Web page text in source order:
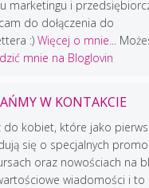
marketingu i
do dołączenia do
:) Więcej o mnie...
mnie na Bloglovin
W KONTAKCIE
do kobiet, które jako
się o specjalnych
oraz nowościach na
wiadomości i to